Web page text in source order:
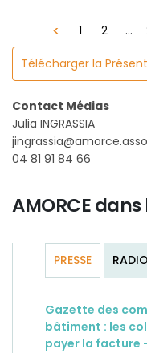
1 2 ...
Télécharger la
Contact Médias
Julia INGRASSIA
04 81 91 84 66
AMORCE
PRESSE
Gazette des
bâtiment : les
payer la facture